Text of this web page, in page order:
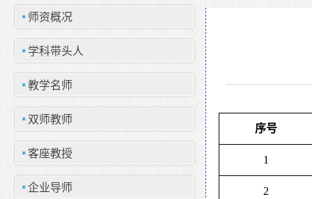
师资概况
学科带头人
教学名师
双师教师
客座教授
企业导师
序号
1
2